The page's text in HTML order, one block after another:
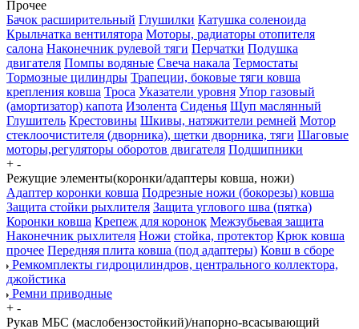
Прочее
Бачок расширительный Глушилки Катушка соленоида
Крыльчатка вентилятора Моторы, радиаторы отопителя
салона Наконечник рулевой тяги Перчатки Подушка
двигателя Помпы водяные Свеча накала Термостаты
Тормозные цилиндры Трапеции, боковые тяги ковша
крепления ковша Троса Указатели уровня Упор газовый
(амортизатор) капота Изолента Сиденья Щуп маслянный
Глушитель Крестовины Шкивы, натяжители ремней Мотор
стеклоочистителя (дворника), щетки дворника, тяги Шаговые
моторы,регуляторы оборотов двигателя Подшипники
+ -
Режущие элементы(коронки/адаптеры ковша, ножи)
Адаптер коронки ковша Подрезные ножи (бокорезы) ковша
Защита стойки рыхлителя Защита углового шва (пятка)
Коронки ковша Крепеж для коронок Межзубьевая защита
Наконечник рыхлителя Ножи стойка, протектор Крюк ковша
прочее Передняя плита ковша (под адаптеры) Ковш в сборе
Ремкомплекты гидроцилиндров, центрального коллектора,
джойстика
Ремни приводные
+ -
Рукав МБС (маслобензостойкий)/напорно-всасывающий